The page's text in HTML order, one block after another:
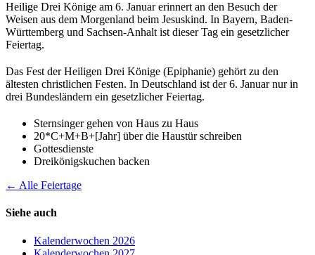
Heilige Drei Könige am 6. Januar erinnert an den Besuch der
Weisen aus dem Morgenland beim Jesuskind. In Bayern, Baden-
Württemberg und Sachsen-Anhalt ist dieser Tag ein gesetzlicher
Feiertag.
Das Fest der Heiligen Drei Könige (Epiphanie) gehört zu den
ältesten christlichen Festen. In Deutschland ist der 6. Januar nur in
drei Bundesländern ein gesetzlicher Feiertag.
Sternsinger gehen von Haus zu Haus
20*C+M+B+[Jahr] über die Haustür schreiben
Gottesdienste
Dreikönigskuchen backen
← Alle Feiertage
Siehe auch
Kalenderwochen 2026